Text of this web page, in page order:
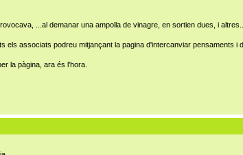
...al demanar una ampolla de vinagre, en sortien dues, i altres...
els associats podreu mitjançant la pagina d'intercanviar pensaments
la pàgina, ara és l'hora.